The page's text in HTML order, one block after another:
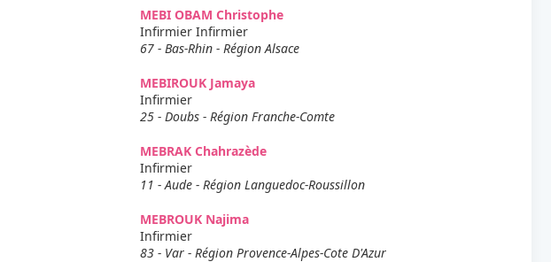
MEBI OBAM Christophe
Infirmier Infirmier
67 - Bas-Rhin - Région Alsace
MEBIROUK Jamaya
Infirmier
25 - Doubs - Région Franche-Comte
MEBRAK Chahrazède
Infirmier
11 - Aude - Région Languedoc-Roussillon
MEBROUK Najima
Infirmier
83 - Var - Région Provence-Alpes-Cote D'Azur